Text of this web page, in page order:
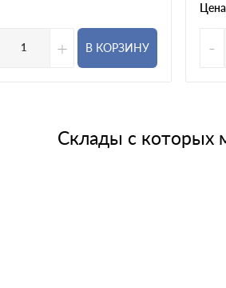
+ В КОРЗИНУ -
Склады с которых